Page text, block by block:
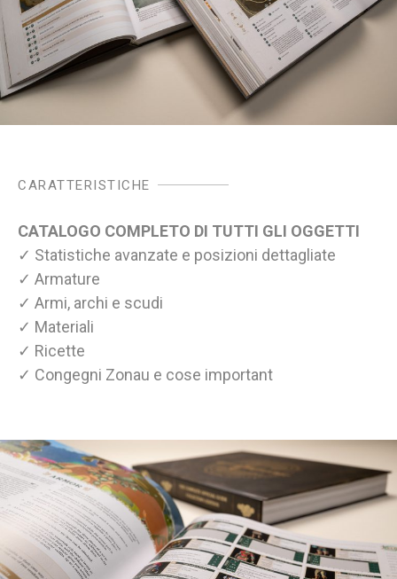
CARATTERISTICHE
CATALOGO COMPLETO DI TUTTI GLI OGGETTI
✓ Statistiche avanzate e posizioni dettagliate
✓ Armature
✓ Armi, archi e scudi
✓ Materiali
✓ Ricette
✓ Congegni Zonau e cose important